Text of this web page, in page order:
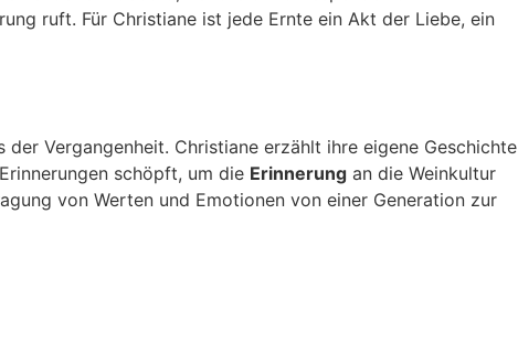
ruft. Für Christiane ist jede Ernte ein Akt der Liebe, ein
Vergangenheit. Christiane erzählt ihre eigene Geschichte
schöpft, um die Erinnerung an die Weinkultur
von Werten und Emotionen von einer Generation zur